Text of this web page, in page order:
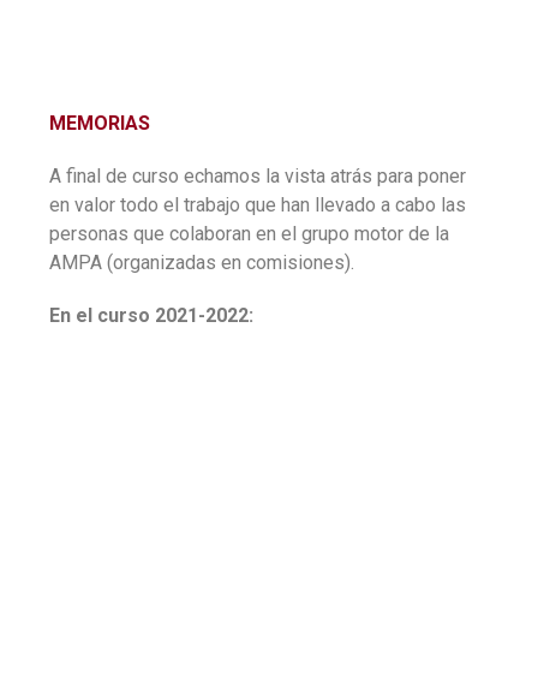
MEMORIAS
A final de curso echamos la vista atrás para poner
en valor todo el trabajo que han llevado a cabo las
personas que colaboran en el grupo motor de la
AMPA (organizadas en comisiones).
En el curso 2021-2022: